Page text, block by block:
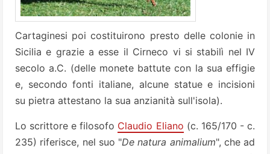
Cartaginesi poi costituirono presto delle colonie in
Sicilia e grazie a esse il Cirneco vi si stabilì nel IV
secolo a.C. (delle monete battute con la sua effigie
e, secondo fonti italiane, alcune statue e incisioni
su pietra attestano la sua anzianità sull'isola).
Lo scrittore e filosofo Claudio Eliano (c. 165/170 - c.
235) riferisce, nel suo "De natura animalium", che ad